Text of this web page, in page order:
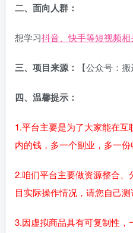
二、面向人群：
想学习抖音、快手等短视频
三、项目来源： 【公众号：
四、温馨提示：
1.平台主要是为了大家能在
内的钱，多一个副业，多一份
2.咱们平台主要做资源整合
目实际操作情况，请您自己测
3.因虚拟商品具有可复制性